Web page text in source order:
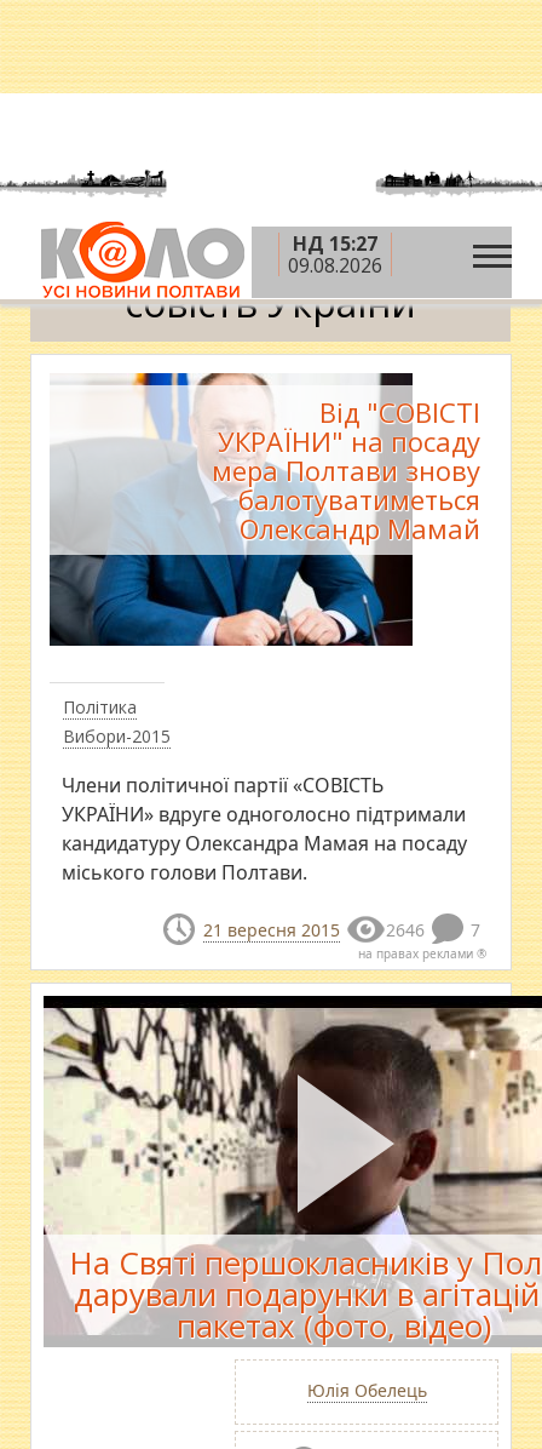
НД 15:27
09.08.2026
Головна » совість України
совість України
Політика
Вибори-2015
Від "СОВІСТІ
УКРАЇНИ" на посаду
мера Полтави знову
балотуватиметься
Олександр Мамай
Члени політичної партії «CОВІСТЬ
УКРАЇНИ» вдруге одноголосно підтримали
кандидатуру Олександра Мамая на посаду
міського голови Полтави.
21 вересня 2015 2646 7
на правах реклами ®
На Святі першокласників у
дарували подарунки в
пакетах (фото, відео)
Юлія Обелець